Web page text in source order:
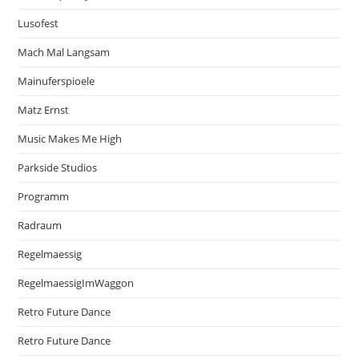
Lusofest
Mach Mal Langsam
Mainuferspioele
Matz Ernst
Music Makes Me High
Parkside Studios
Programm
Radraum
Regelmaessig
RegelmaessigImWaggon
Retro Future Dance
Retro Future Dance